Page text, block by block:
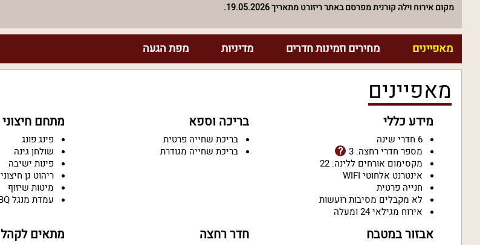
מקום אירוח וילה קורנית מפרסם באתר ריזורט מתאריך 19.05.2026.
מאפיינים מחירים וזמינות חדרים מדיניות מפת הגעה
מאפיינים
מידע כללי
6 חדרי שינה
מספר חדרי רחצה: 3
מקסימום אורחים ללינה: 22
אינטרנט אלחוטי WIFI
חנייה פרטית
לא מקבלים מסיבות רועשות
אירוח מגילאי 24 ומעלה
בריכה וספא
בריכת שחייה פרטית
בריכת שחייה מגודרת
מתחם חיצוני
פינג פונג
שולחן גינה
פינות ישיבה
ריהוט גן חיצוני
מיטות שיזוף
עמדת מנגל BBQ
אבזור במטבח חדר רחצה מתאים לקהל